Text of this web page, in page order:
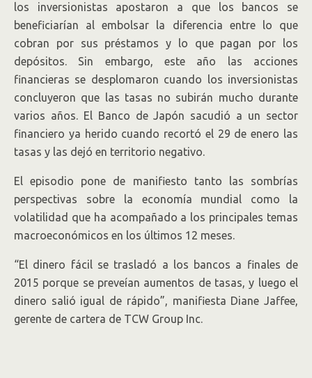
los inversionistas apostaron a que los bancos se
beneficiarían al embolsar la diferencia entre lo que
cobran por sus préstamos y lo que pagan por los
depósitos. Sin embargo, este año las acciones
financieras se desplomaron cuando los inversionistas
concluyeron que las tasas no subirán mucho durante
varios años. El Banco de Japón sacudió a un sector
financiero ya herido cuando recortó el 29 de enero las
tasas y las dejó en territorio negativo.
El episodio pone de manifiesto tanto las sombrías
perspectivas sobre la economía mundial como la
volatilidad que ha acompañado a los principales temas
macroeconómicos en los últimos 12 meses.
“El dinero fácil se trasladó a los bancos a finales de
2015 porque se preveían aumentos de tasas, y luego el
dinero salió igual de rápido”, manifiesta Diane Jaffee,
gerente de cartera de TCW Group Inc.